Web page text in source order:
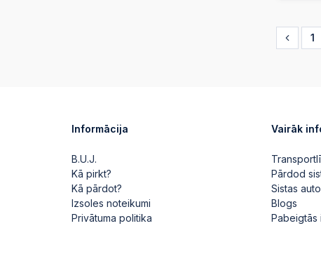
1
Informācija
B.U.J.
Kā pirkt?
Kā pārdot?
Izsoles noteikumi
Privātuma politika
Vairāk
Pārdod
Sistas
Blogs
Pabeigtās